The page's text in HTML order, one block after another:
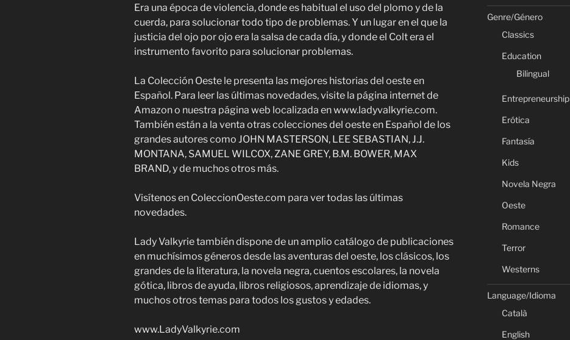
Era una época de violencia, donde es habitual el uso del plomo y de la
cuerda, para solucionar todo tipo de problemas. Y un lugar en el que la
justicia del ojo por ojo era la salsa de cada día, y donde el Colt era el
instrumento favorito para solucionar problemas.
La Colección Oeste le presenta las mejores historias del oeste en
Español. Para leer las últimas novedades, visite la página internet de
Amazon o nuestra página web localizada en www.ladyvalkyrie.com.
También están a la venta otras colecciones del oeste en Español de los
grandes autores como JOHN MASTERSON, LEE SEBASTIAN, J.J.
MONTANA, SAMUEL WILCOX, ZANE GREY, B.M. BOWER, MAX
BRAND, y de muchos otros más.
Visítenos en ColeccionOeste.com para ver todas las últimas
novedades.
Lady Valkyrie también dispone de un amplio catálogo de publicaciones
en muchísimos géneros desde las aventuras del oeste, los clásicos, los
grandes de la literatura, la novela negra, cuentos escolares, la novela
gótica, libros de ayuda, libros religiosos, aprendizaje de idiomas, y
muchos otros temas para todos los gustos y edades.
www.LadyValkyrie.com
Genre/Género
Classics
Education
Bilingual
Entrepreneurship
Erótica
Fantasía
Kids
Novela Negra
Oeste
Romance
Terror
Westerns
Language/Idioma
Català
English